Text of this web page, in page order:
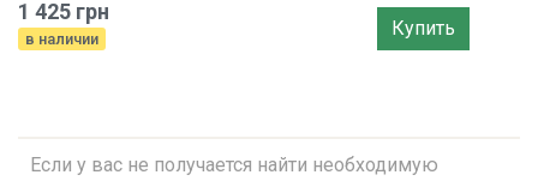
1 425 грн
в наличии Купить
Если у вас не получается найти необходимую